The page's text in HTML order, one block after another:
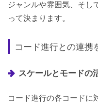
ジャンルや雰囲気、そし
って決まります。
コード進行との連携
スケールとモードの
コード進行の各コードに